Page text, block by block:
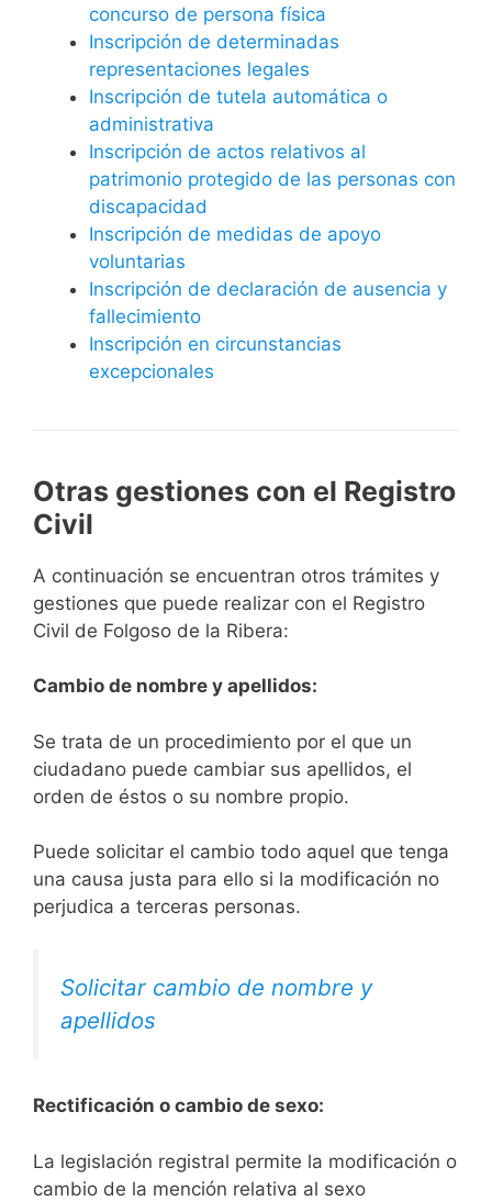
concurso de persona física
Inscripción de determinadas
representaciones legales
Inscripción de tutela automática o
administrativa
Inscripción de actos relativos al
patrimonio protegido de las personas con
discapacidad
Inscripción de medidas de apoyo
voluntarias
Inscripción de declaración de ausencia y
fallecimiento
Inscripción en circunstancias
excepcionales
Otras gestiones con el Registro
Civil
A continuación se encuentran otros trámites y
gestiones que puede realizar con el Registro
Civil de Folgoso de la Ribera:
Cambio de nombre y apellidos:
Se trata de un procedimiento por el que un
ciudadano puede cambiar sus apellidos, el
orden de éstos o su nombre propio.
Puede solicitar el cambio todo aquel que tenga
una causa justa para ello si la modificación no
perjudica a terceras personas.
Solicitar cambio de nombre y
apellidos
Rectificación o cambio de sexo:
La legislación registral permite la modificación o
cambio de la mención relativa al sexo